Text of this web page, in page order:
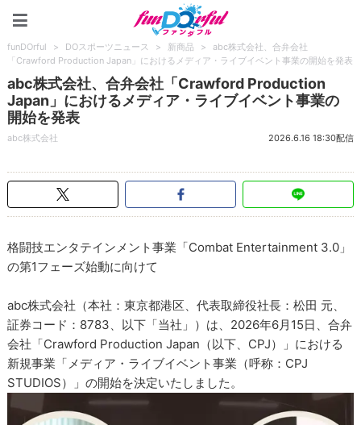
funDOrful > DOスポーツニュース > 新商品 >
abc株式会社、合弁会社
「Crawford Production Japan」におけるメディア・ライブイベント事業の開始を発表
abc株式会社、合弁会社「Crawford Production
Japan」におけるメディア・ライブイベント事業の
開始を発表
abc株式会社 2026.6.16 18:30配信
格闘技エンタテインメント事業「Combat Entertainment 3.0」
の第1フェーズ始動に向けて
abc株式会社（本社：東京都港区、代表取締役社長：松田 元、
証券コード：8783、以下「当社」）は、2026年6月15日、合弁
会社「Crawford Production Japan（以下、CPJ）」における
新規事業「メディア・ライブイベント事業（呼称：CPJ
STUDIOS）」の開始を決定いたしました。